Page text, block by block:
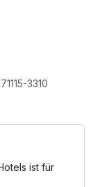
3310
ist für